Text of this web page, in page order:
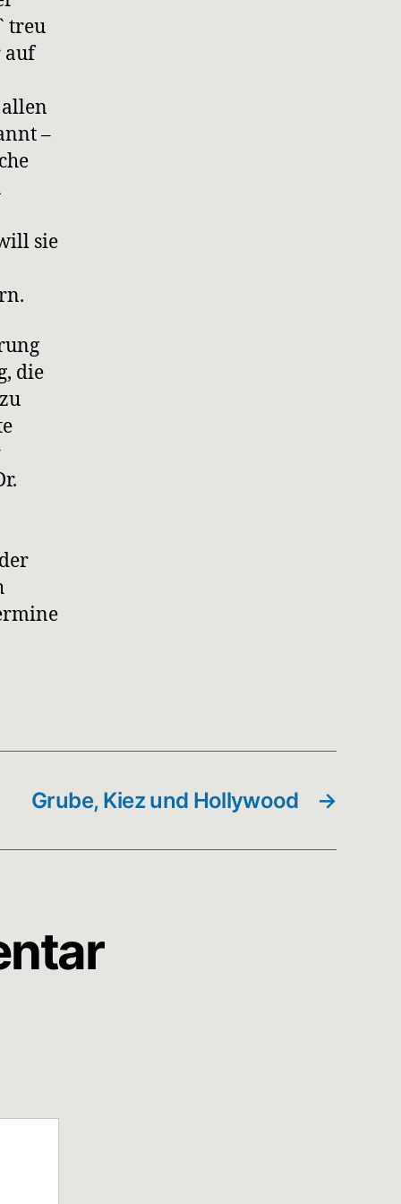
treu
auf
–
sie
die
→
Grube, Kiez und Hollywood